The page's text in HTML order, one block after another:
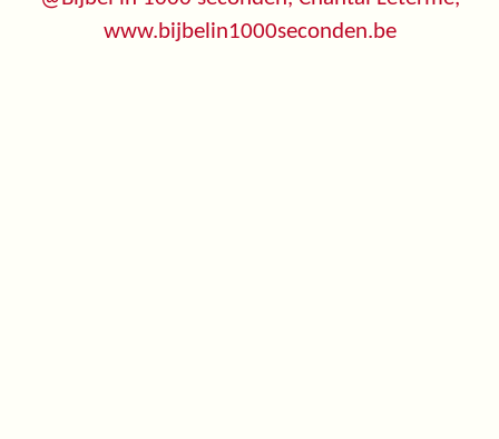
www.bijbelin1000seconden.be